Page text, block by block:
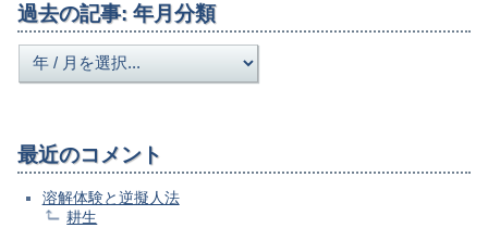
過去の記事: 年月分類
最近のコメント
溶解体験と逆擬人法
耕生